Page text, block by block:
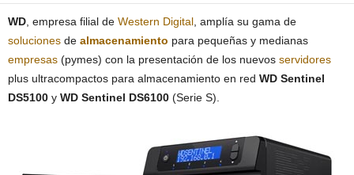
WD , empresa filial de Western Digital , amplía su gama de
soluciones de almacenamiento para pequeñas y medianas
empresas (pymes) con la presentación de los nuevos servidores
plus ultracompactos para almacenamiento en red WD Sentinel
DS5100 y WD Sentinel DS6100 (Serie S).